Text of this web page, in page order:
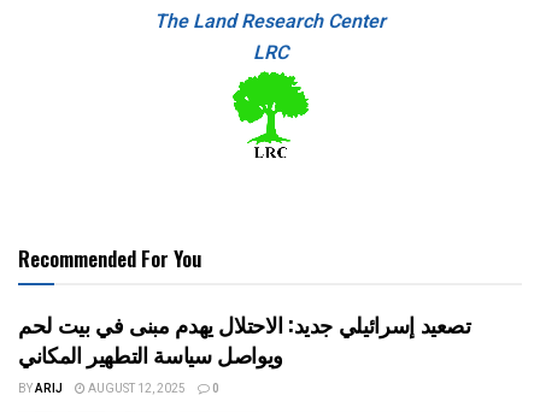
The Land Research Center
LRC
Recommended For You
تصعيد إسرائيلي جديد: الاحتلال يهدم مبنى في بيت لحم
ويواصل سياسة التطهير المكاني
BYARIJ AUGUST 12, 2025 0